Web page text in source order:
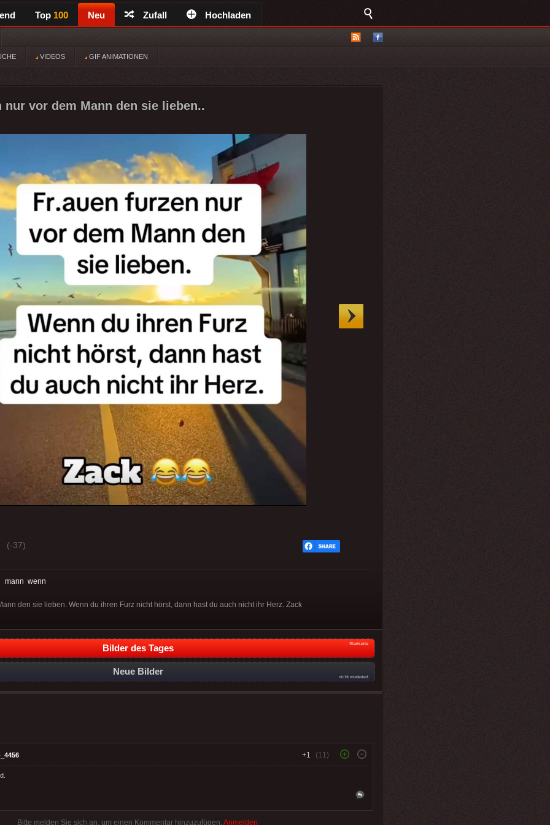
Top 100 Neu Zufall Hochladen
VIDEOS GIF ANIMATIONEN
nur vor dem Mann den sie lieben..
(-37)
mann wenn
den sie lieben. Wenn du ihren Furz nicht hörst, dann hast du auch nicht ihr Herz. Zack
Bilder des Tages Startseite
Neue Bilder
nicht moderiert
+1 (11)
Bitte melden Sie sich an, um einen Kommentar hinzuzufügen. Anmelden